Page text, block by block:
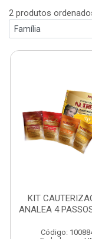
2 produtos
KIT
ANALEA 4
Código: